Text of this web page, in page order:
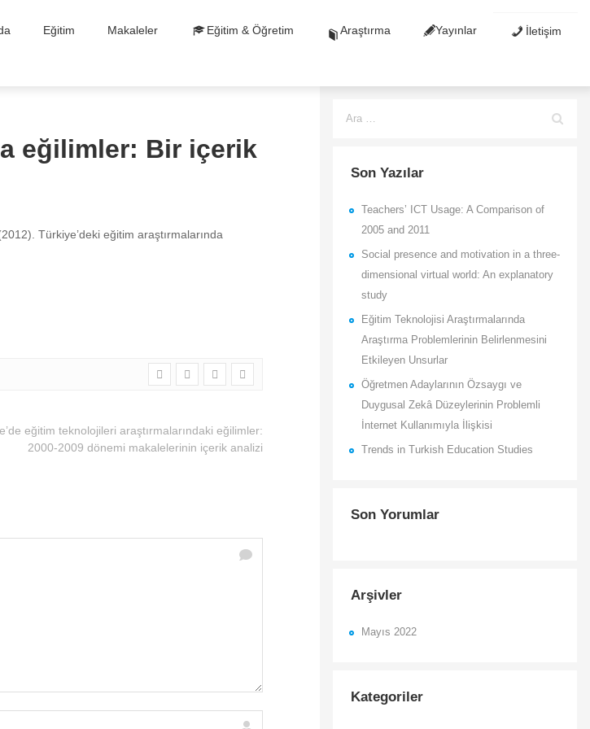
İletişim
Yayınlar
Araştırma
Eğitim & Öğretim
Makaleler
Eğitim
eğilimler: Bir içerik
Türkiye’deki eğitim araştırmalarında
eğitim teknolojileri araştırmalarındaki eğilimler:
2000-2009 dönemi makalelerinin içerik analizi
Son Yazılar
Teachers’ ICT Usage: A Comparison of
2005 and 2011
Social presence and motivation in a three-
dimensional virtual world: An explanatory
study
Eğitim Teknolojisi Araştırmalarında
Araştırma Problemlerinin Belirlenmesini
Etkileyen Unsurlar
Öğretmen Adaylarının Özsaygı ve
Duygusal Zekâ Düzeylerinin Problemli
İnternet Kullanımıyla İlişkisi
Trends in Turkish Education Studies
Son Yorumlar
Arşivler
Mayıs 2022
Kategoriler